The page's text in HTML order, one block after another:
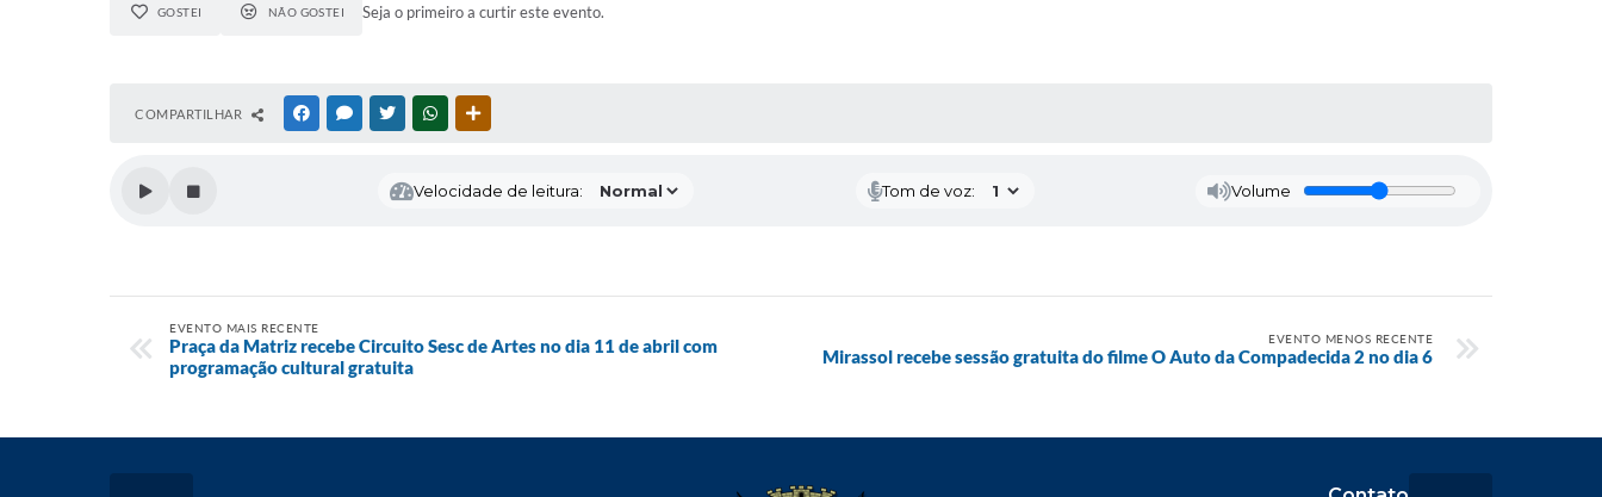
GOSTEI NÃO GOSTEI Seja o primeiro a curtir este evento.
COMPARTILHAR FACEBOOKMESSENGER
TWITTERWHATSAPP
Velocidade de leitura: Tom de voz: Volume
EVENTO MAIS RECENTE
Praça da Matriz recebe Circuito Sesc de Artes no dia 11 de abril com
programação cultural gratuita
EVENTO MENOS RECENTE
Mirassol recebe sessão gratuita do filme O Auto da Compadecida 2 no dia 6